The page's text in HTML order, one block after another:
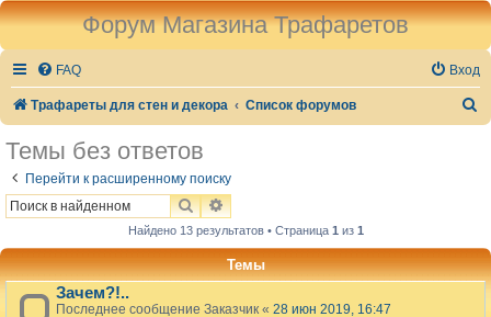
Форум Магазина Трафаретов
FAQ Вход
Трафареты для стен и декора Список форумов
Темы без ответов
Перейти к расширенному поиску
ПОИСКРАСШИРЕННЫЙ ПОИСК
Найдено 13 результатов • Страница 1из 1
Темы
Зачем?!..
Последнее сообщение Заказчик « 28 июн 2019, 16:47